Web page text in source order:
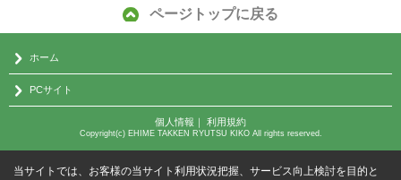
ページトップに戻る
ホーム
PCサイト
個人情報 ｜ 利用規約
Copyright(c) EHIME TAKKEN RYUTSU KIKO All rights reserved.
当サイトでは、お客様の当サイト利用状況把握、サービス向上検討を目的と